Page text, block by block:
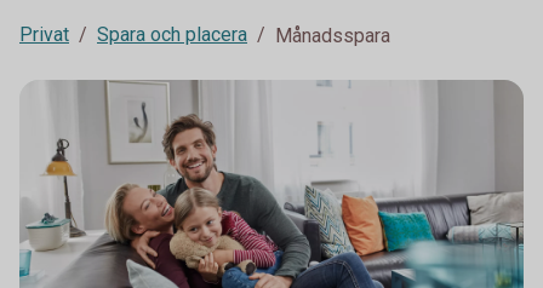
Privat Spara och placera Månadsspara